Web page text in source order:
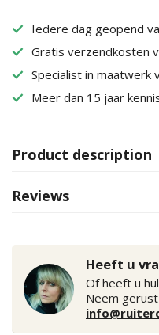
Iedere dag geopend
Gratis verzendkosten
Specialist in maatwerk
Meer dan 15 jaar
Product description
Reviews
Heeft u
Of heeft u
Neem